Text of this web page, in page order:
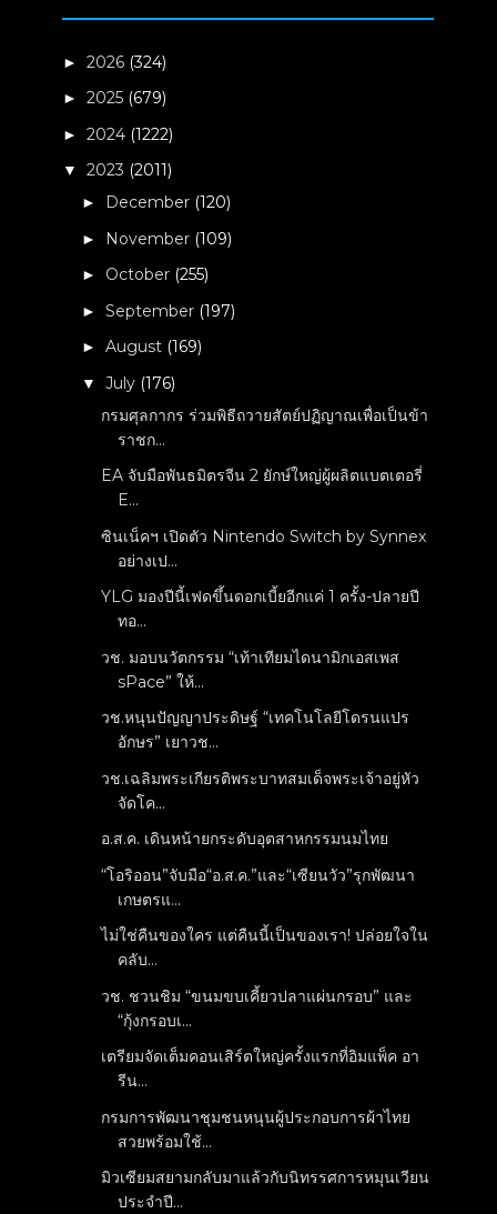
►2026 (324)
►2025 (679)
►2024 (1222)
▼2023 (2011)
► December (120)
► November (109)
► October (255)
►September (197)
►August (169)
▼July (176)
กรมศุลกากร ร่วมพิธีถวายสัตย์ปฏิญาณเพื่อเป็นข้า
ราชก...
EA จับมือพันธมิตรจีน 2 ยักษ์ใหญ่ผู้ผลิตแบตเตอรี่
E...
ซินเน็คฯ เปิดตัว Nintendo Switch by Synnex
อย่างเป...
YLG มองปีนี้เฟดขึ้นดอกเบี้ยอีกแค่ 1 ครั้ง-ปลายปี
ทอ...
วช. มอบนวัตกรรม “เท้าเทียมไดนามิกเอสเพส
sPace” ให้...
วช.หนุนปัญญาประดิษฐ์ “เทคโนโลยีโดรนแปร
อักษร” เยาวช...
วช.เฉลิมพระเกียรติพระบาทสมเด็จพระเจ้าอยู่หัว
จัดโค...
อ.ส.ค. เดินหน้ายกระดับอุตสาหกรรมนมไทย
“โอริออน”จับมือ“อ.ส.ค.”และ“เซียนวัว”รุกพัฒนา
เกษตรแ...
ไม่ใช่คืนของใคร แต่คืนนี้เป็นของเรา! ปล่อยใจใน
คลับ...
วช. ชวนชิม “ขนมขบเคี้ยวปลาแผ่นกรอบ” และ
“กุ้งกรอบเ...
เตรียมจัดเต็มคอนเสิร์ตใหญ่ครั้งแรกที่อิมแพ็ค อา
รีน...
กรมการพัฒนาชุมชนหนุนผู้ประกอบการผ้าไทย
สวยพร้อมใช้...
มิวเซียมสยามกลับมาแล้วกับนิทรรศการหมุนเวียน
ประจำปี...